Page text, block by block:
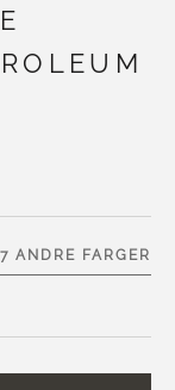
ANDRE FARGER